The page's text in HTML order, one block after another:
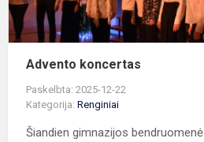
Advento koncertas
Paskelbta: 2025-12-22
Kategorija:Renginiai
Šiandien gimnazijos bendruomenė